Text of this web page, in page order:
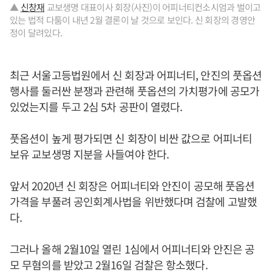
▲ 신창재 교보생명 대표이사 회장(사진)이 어피너티컨소시엄과 벌이고
있는 법적 다툼이 내년 2월 결론이 날 것으로 보인다. 신 회장의 경영안
정이 달려있다.
최근 서울고등법원에서 신 회장과 어피너티, 안진의 풋옵션
행사를 둘러싼 분쟁과 관련해 풋옵션의 가치평가에 공모가
있었는지를 두고 2심 5차 공판이 열렸다.
풋옵션이 높게 평가되면 신 회장이 비싼 값으로 어피너티
보유 교보생명 지분을 사들여야 한다.
앞서 2020년 신 회장은 어피너티와 안진이 공모해 풋옵션
가격을 부풀려 공인회계사법을 위반했다며 검찰에 고발했
다.
그러나 올해 2월10일 열린 1심에서 어피너티와 안진은 공
모 무혐의를 받았고 2월16일 검찰은 항소했다.